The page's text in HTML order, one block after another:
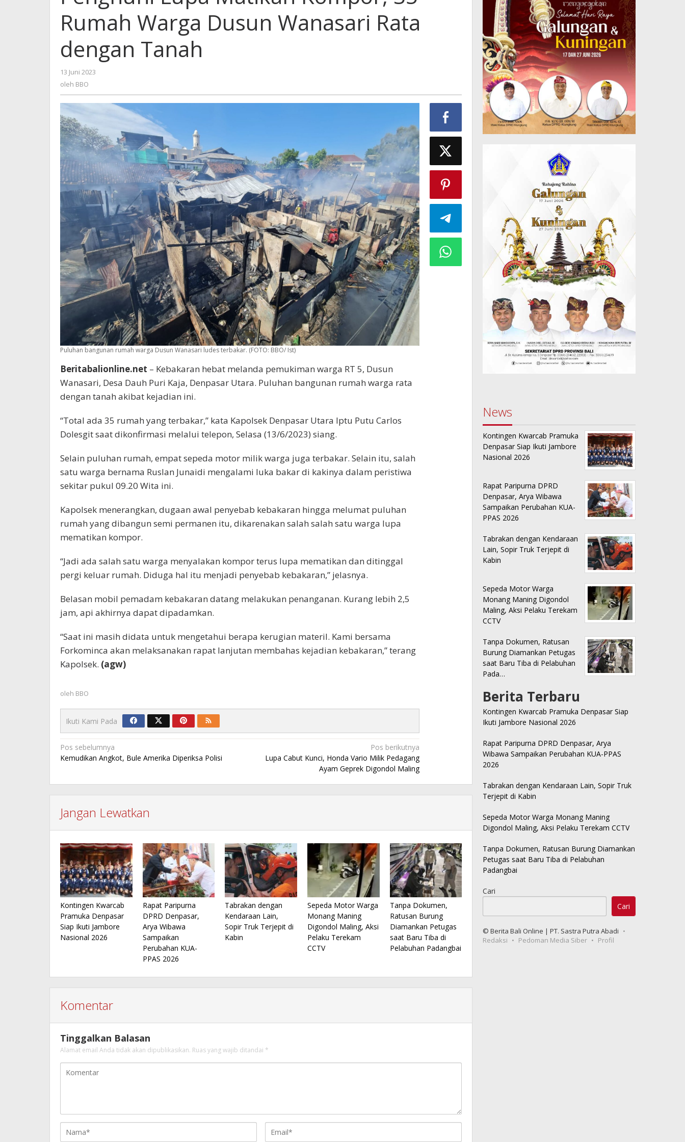
35
Rumah
Warga
Wanasari
Rata
Rumah Warga Dusun Wanasari Rata
dengan Tanah
13 Juni 2023
oleh BBO
Puluhan bangunan rumah warga Dusun Wanasari ludes terbakar. (FOTO: BBO/ Ist)
Beritabalionline.net – Kebakaran hebat melanda pemukiman warga RT 5, Dusun
Wanasari, Desa Dauh Puri Kaja, Denpasar Utara. Puluhan bangunan rumah warga rata
dengan tanah akibat kejadian ini.
“Total ada 35 rumah yang terbakar,” kata Kapolsek Denpasar Utara Iptu Putu Carlos
Dolesgit saat dikonfirmasi melalui telepon, Selasa (13/6/2023) siang.
Selain puluhan rumah, empat sepeda motor milik warga juga terbakar. Selain itu, salah
satu warga bernama Ruslan Junaidi mengalami luka bakar di kakinya dalam peristiwa
sekitar pukul 09.20 Wita ini.
Kapolsek menerangkan, dugaan awal penyebab kebakaran hingga melumat puluhan
rumah yang dibangun semi permanen itu, dikarenakan salah salah satu warga lupa
mematikan kompor.
“Jadi ada salah satu warga menyalakan kompor terus lupa mematikan dan ditinggal
pergi keluar rumah. Diduga hal itu menjadi penyebab kebakaran,” jelasnya.
Belasan mobil pemadam kebakaran datang melakukan penanganan. Kurang lebih 2,5
jam, api akhirnya dapat dipadamkan.
“Saat ini masih didata untuk mengetahui berapa kerugian materil. Kami bersama
Forkominca akan melaksanakan rapat lanjutan membahas kejadian kebakaran,” terang
Kapolsek. (agw)
oleh BBO
Ikuti Kami Pada
Navigasi
pos
Pos sebelumnya
Kemudikan Angkot, Bule Amerika Diperiksa Polisi
Pos berikutnya
Lupa Cabut Kunci, Honda Vario Milik Pedagang
Ayam Geprek Digondol Maling
Jangan Lewatkan
Kontingen Kwarcab
Pramuka Denpasar
Siap Ikuti Jambore
Nasional 2026
Rapat Paripurna
DPRD Denpasar,
Arya Wibawa
Sampaikan
Perubahan KUA-
PPAS 2026
Tabrakan dengan
Kendaraan Lain,
Sopir Truk Terjepit di
Kabin
Sepeda Motor Warga
Monang Maning
Digondol Maling, Aksi
Pelaku Terekam
CCTV
Tanpa Dokumen,
Ratusan Burung
Diamankan Petugas
saat Baru Tiba di
Pelabuhan Padangbai
Komentar
Tinggalkan Balasan
Alamat email Anda tidak akan dipublikasikan. Ruas yang wajib ditandai *
News
Kontingen Kwarcab Pramuka
Denpasar Siap Ikuti Jambore
Nasional 2026
Rapat Paripurna DPRD
Denpasar, Arya Wibawa
Sampaikan Perubahan KUA-
PPAS 2026
Tabrakan dengan Kendaraan
Lain, Sopir Truk Terjepit di
Kabin
Sepeda Motor Warga
Monang Maning Digondol
Maling, Aksi Pelaku Terekam
CCTV
Tanpa Dokumen, Ratusan
Burung Diamankan Petugas
saat Baru Tiba di Pelabuhan
Pada…
Berita Terbaru
Kontingen Kwarcab Pramuka Denpasar Siap
Ikuti Jambore Nasional 2026
Rapat Paripurna DPRD Denpasar, Arya
Wibawa Sampaikan Perubahan KUA-PPAS
2026
Tabrakan dengan Kendaraan Lain, Sopir Truk
Terjepit di Kabin
Sepeda Motor Warga Monang Maning
Digondol Maling, Aksi Pelaku Terekam CCTV
Tanpa Dokumen, Ratusan Burung Diamankan
Petugas saat Baru Tiba di Pelabuhan
Padangbai
Cari
Cari
© Berita Bali Online | PT. Sastra Putra Abadi
Redaksi
Pedoman Media Siber Profil